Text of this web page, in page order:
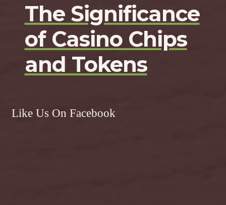
The Significance
of Casino Chips
and Tokens
Like Us On Facebook